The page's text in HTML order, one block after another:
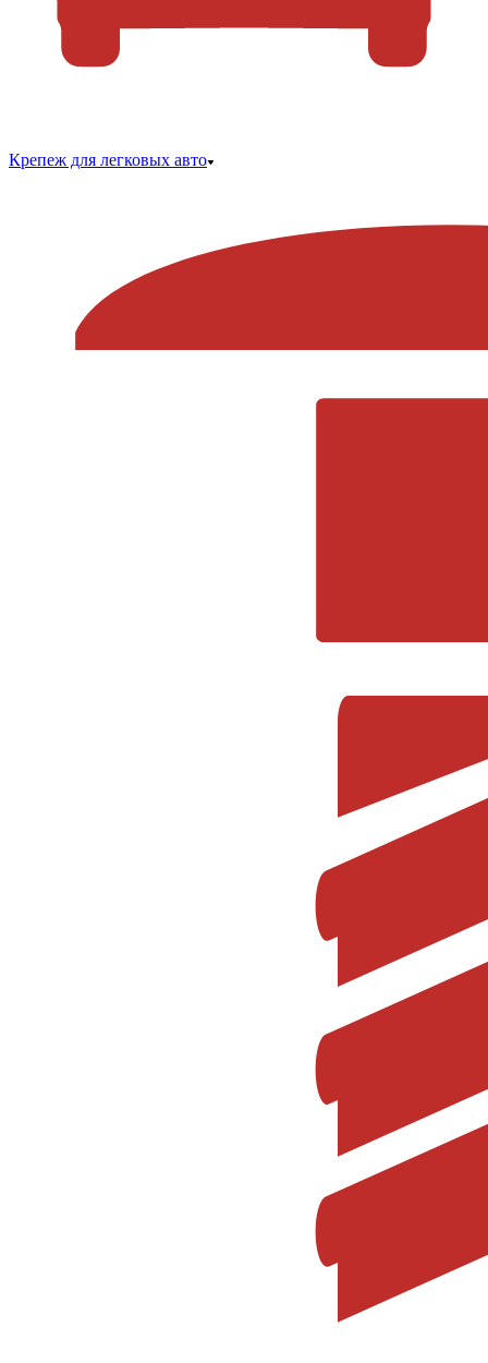
Крепеж для легковых авто